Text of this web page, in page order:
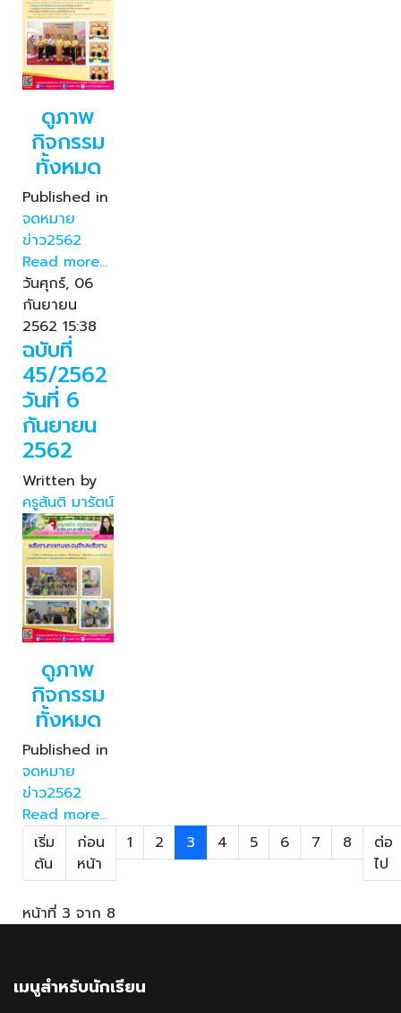
ดูภาพ
กิจกรรม
ทั้งหมด
Published in
จดหมาย
ข่าว2562
Read more...
วันศุกร์, 06
กันยายน
2562 15:38
ฉบับที่
45/2562
วันที่ 6
กันยายน
2562
Written by
ครูสันติ มารัตน์
ดูภาพ
กิจกรรม
ทั้งหมด
Published in
จดหมาย
ข่าว2562
Read more...
เริ่ม
ต้น
ก่อน
หน้า
1 2 3 4 5 6 7 8
ต่อ
ไป
หน้าที่ 3 จาก 8
เมนูสำหรับนักเรียน